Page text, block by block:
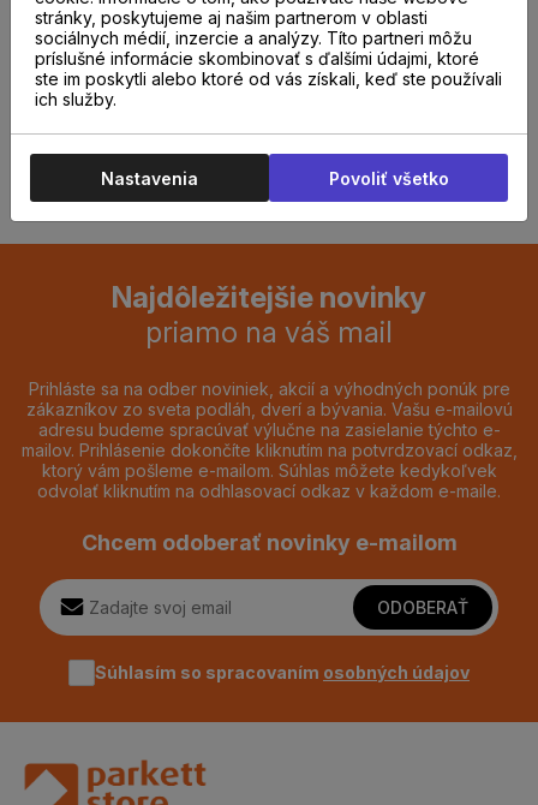
odborníkom u nás na
predajni.
REZERVOVAŤ TERMÍN
Najdôležitejšie novinky
priamo na váš mail
Prihláste sa na odber noviniek, akcií a výhodných ponúk pre
zákazníkov zo sveta podláh, dverí a bývania. Vašu e-mailovú
adresu budeme spracúvať výlučne na zasielanie týchto e-
mailov. Prihlásenie dokončíte kliknutím na potvrdzovací odkaz,
ktorý vám pošleme e-mailom. Súhlas môžete kedykoľvek
odvolať kliknutím na odhlasovací odkaz v každom e-maile.
Chcem odoberať novinky e-mailom
ODOBERAŤ
Súhlasím so spracovaním osobných údajov
stránky, poskytujeme aj našim partnerom v oblasti
sociálnych médií, inzercie a analýzy. Títo partneri môžu
príslušné informácie skombinovať s ďalšími údajmi, ktoré
ste im poskytli alebo ktoré od vás získali, keď ste používali
ich služby.
Nastavenia Povoliť všetko